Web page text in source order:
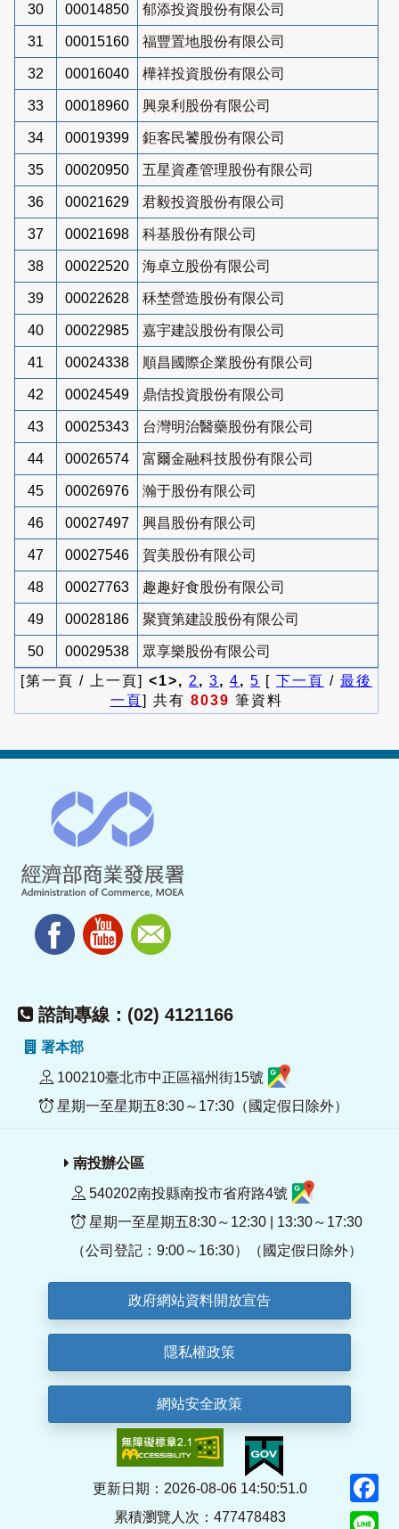
30 00014850 郁添投資股份有限公司
31 00015160 福豐置地股份有限公司
32 00016040 樺祥投資股份有限公司
33 00018960 興泉利股份有限公司
34 00019399 鉅客民饕股份有限公司
35 00020950 五星資產管理股份有限公司
36 00021629 君毅投資股份有限公司
37 00021698 科基股份有限公司
38 00022520 海卓立股份有限公司
39 00022628 秝埜營造股份有限公司
40 00022985 嘉宇建設股份有限公司
41 00024338 順昌國際企業股份有限公司
42 00024549 鼎佶投資股份有限公司
43 00025343 台灣明治醫藥股份有限公司
44 00026574 富爾金融科技股份有限公司
45 00026976 瀚于股份有限公司
46 00027497 興昌股份有限公司
47 00027546 賀美股份有限公司
48 00027763 趣趣好食股份有限公司
49 00028186 聚寶第建設股份有限公司
50 00029538
眾享樂股份有限公司
[第一頁 / 上一頁] <1>, 2 , 3, 4, 5 [ 下一頁 / 最後
一頁] 共有 8039 筆資料
諮詢專線：(02) 4121166
署本部
100210臺北市中正區福州街15號
星期一至星期五8:30～17:30（國定假日除外）
南投辦公區
540202南投縣南投市省府路4號
星期一至星期五8:30～12:30 | 13:30～17:30
（公司登記：9:00～16:30）（國定假日除外）
政府網站資料開放宣告
隱私權政策
網站安全政策
更新日期：2026-08-06 14:50:51.0
累積瀏覽人次：477478483